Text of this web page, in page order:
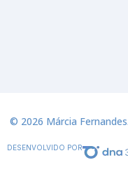
© 2026 Márcia
DESENVOLVIDO POR